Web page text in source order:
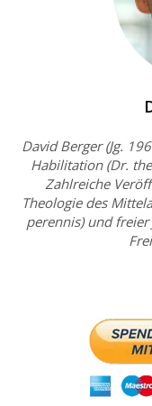
David Berger (Jg.
Habilitation (Dr.
Zahlreiche
Theologie des
perennis) und freier